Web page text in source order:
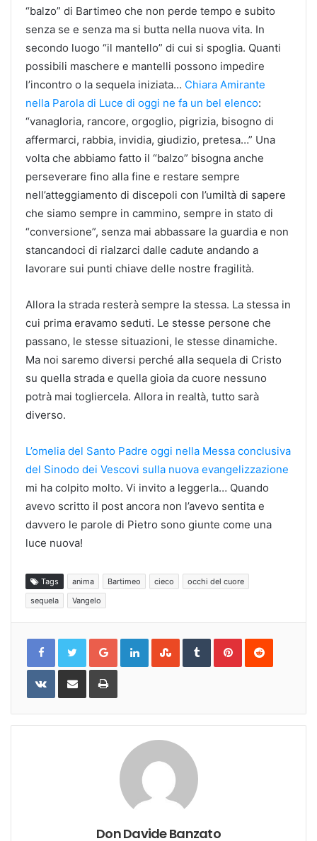
“balzo” di Bartimeo che non perde tempo e subito
senza se e senza ma si butta nella nuova vita. In
secondo luogo “il mantello” di cui si spoglia. Quanti
possibili maschere e mantelli possono impedire
l’incontro o la sequela iniziata… Chiara Amirante
nella Parola di Luce di oggi ne fa un bel elenco:
“vanagloria, rancore, orgoglio, pigrizia, bisogno di
affermarci, rabbia, invidia, giudizio, pretesa…” Una
volta che abbiamo fatto il “balzo” bisogna anche
perseverare fino alla fine e restare sempre
nell’atteggiamento di discepoli con l’umiltà di sapere
che siamo sempre in cammino, sempre in stato di
“conversione”, senza mai abbassare la guardia e non
stancandoci di rialzarci dalle cadute andando a
lavorare sui punti chiave delle nostre fragilità.
Allora la strada resterà sempre la stessa. La stessa in
cui prima eravamo seduti. Le stesse persone che
passano, le stesse situazioni, le stesse dinamiche.
Ma noi saremo diversi perché alla sequela di Cristo
su quella strada e quella gioia da cuore nessuno
potrà mai togliercela. Allora in realtà, tutto sarà
diverso.
L’omelia del Santo Padre oggi nella Messa conclusiva
del Sinodo dei Vescovi sulla nuova evangelizzazione
mi ha colpito molto. Vi invito a leggerla… Quando
avevo scritto il post ancora non l’avevo sentita e
davvero le parole di Pietro sono giunte come una
luce nuova!
Tags anima Bartimeo cieco
occhi del cuore
sequela
Vangelo
Google+LinkedInStumbleUpon
TumblrPinterestReddit
VKontakteShare
Email
Print
Don Davide Banzato